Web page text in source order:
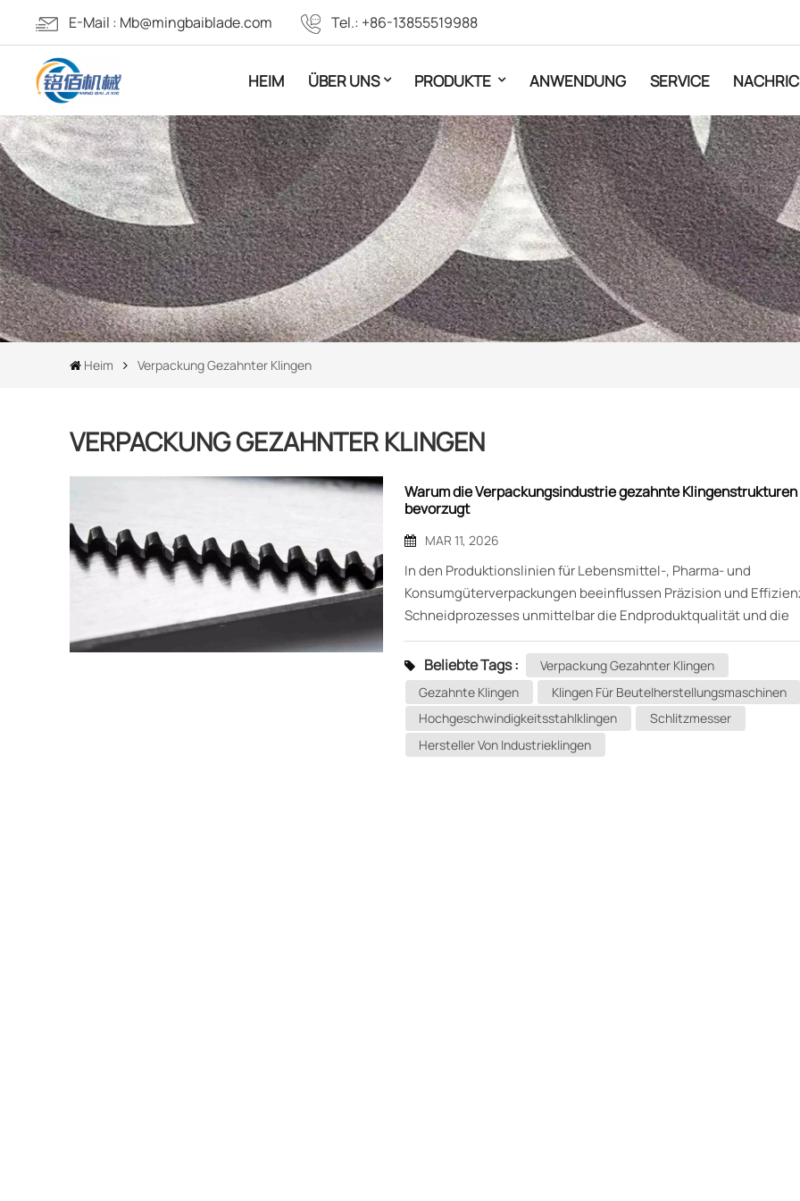
E-Mail : Mb@mingbaiblade.com Tel.: +86-13855519988
HEIM ÜBER UNS PRODUKTE ANWENDUNG SERVICE
Heim Verpackung Gezahnter Klingen
VERPACKUNG GEZAHNTER KLINGEN
Warum die Verpackungsindustrie gezahnte Klingenstrukturen
bevorzugt
MAR 11, 2026
In den Produktionslinien für Lebensmittel-, Pharma- und
Konsumgüterverpackungen beeinflussen Präzision und
Schneidprozesses unmittelbar die Endproduktqualität und die
Produktionskosten. Aufmerksame Maschineningenieure stellen
möglicherweise fest, dass wichtige Schneidkomponenten an
Verpackungsmaschinen, Beutelmaschinen und
Kartonverschließmaschinen häufig Klingen mit fein gezahnten
aufweisen – dies wird in der Branche üblicherweise als
bezeichnet. Verpackungszahnklingen. Warum also bevorzugt die
Beliebte Tags :
Verpackung Gezahnter Klingen
Gezahnte Klingen
Klingen Für Beutelherstellungsmaschinen
Hochgeschwindigkeitsstahlklingen
Schlitzmesser
Hersteller Von Industrieklingen